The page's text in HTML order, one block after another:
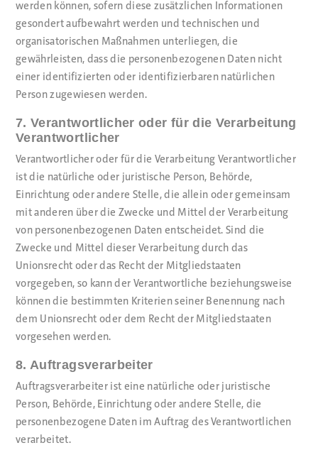
werden können, sofern diese zusätzlichen Informationen
gesondert aufbewahrt werden und technischen und
organisatorischen Maßnahmen unterliegen, die
gewährleisten, dass die personenbezogenen Daten nicht
einer identifizierten oder identifizierbaren natürlichen
Person zugewiesen werden.
7. Verantwortlicher oder für die Verarbeitung
Verantwortlicher
Verantwortlicher oder für die Verarbeitung Verantwortlicher
ist die natürliche oder juristische Person, Behörde,
Einrichtung oder andere Stelle, die allein oder gemeinsam
mit anderen über die Zwecke und Mittel der Verarbeitung
von personenbezogenen Daten entscheidet. Sind die
Zwecke und Mittel dieser Verarbeitung durch das
Unionsrecht oder das Recht der Mitgliedstaaten
vorgegeben, so kann der Verantwortliche beziehungsweise
können die bestimmten Kriterien seiner Benennung nach
dem Unionsrecht oder dem Recht der Mitgliedstaaten
vorgesehen werden.
8. Auftragsverarbeiter
Auftragsverarbeiter ist eine natürliche oder juristische
Person, Behörde, Einrichtung oder andere Stelle, die
personenbezogene Daten im Auftrag des Verantwortlichen
verarbeitet.